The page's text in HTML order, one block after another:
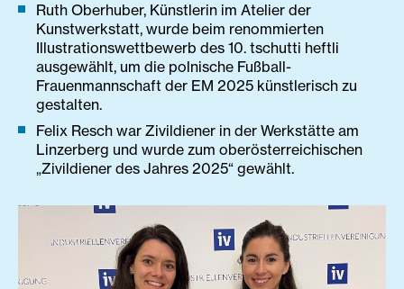
Ruth Oberhuber, Künstlerin im Atelier der
Kunstwerkstatt, wurde beim renommierten
Illustrationswettbewerb des 10. tschutti heftli
ausgewählt, um die polnische Fußball-
Frauenmannschaft der EM 2025 künstlerisch zu
gestalten.
Felix Resch war Zivildiener in der Werkstätte am
Linzerberg und wurde zum oberösterreichischen
„Zivildiener des Jahres 2025“ gewählt.